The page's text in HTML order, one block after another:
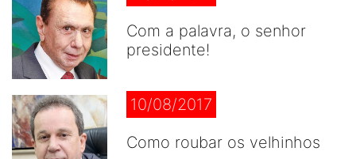
Com a palavra, o senhor
presidente!
10/08/2017
Como roubar os velhinhos